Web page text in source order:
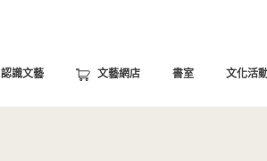
認識文藝 文藝網店 書室 文化活